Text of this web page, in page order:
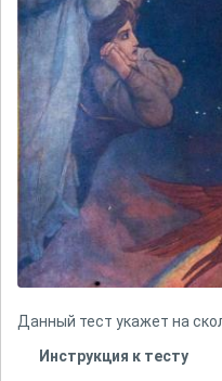
Данный тест укажет на
Инструкция к тесту